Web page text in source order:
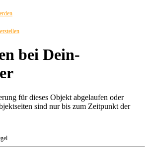
bei Dein-
für dieses Objekt abgelaufen oder
sind nur bis zum Zeitpunkt der